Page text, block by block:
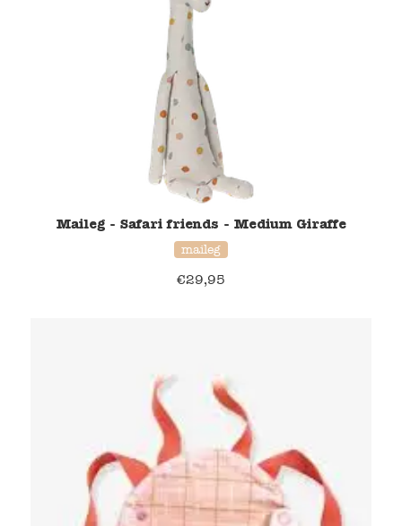
Maileg - Safari friends - Medium Giraffe
maileg
€29,95